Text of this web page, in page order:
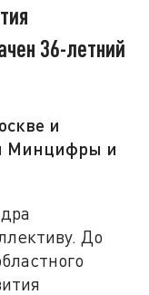
36-летний
и
Минцифры и
До